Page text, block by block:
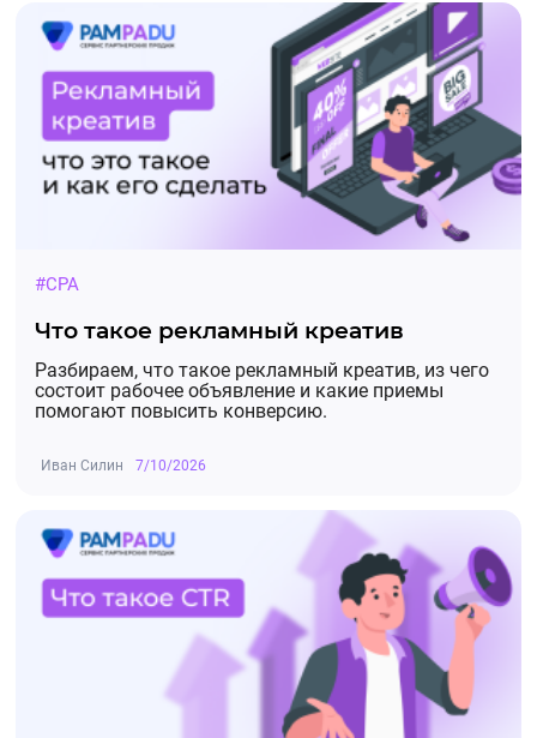
#CPA
Что такое рекламный креатив
Разбираем, что такое рекламный креатив, из чего
состоит рабочее объявление и какие приемы
помогают повысить конверсию.
Иван Силин 7/10/2026